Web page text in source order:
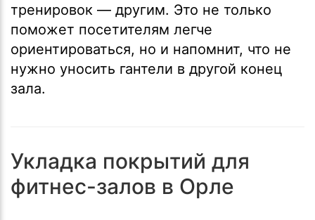
тренировок — другим. Это не только
поможет посетителям легче
ориентироваться, но и напомнит, что не
нужно уносить гантели в другой конец
зала.
Укладка покрытий для
фитнес-залов в Орле